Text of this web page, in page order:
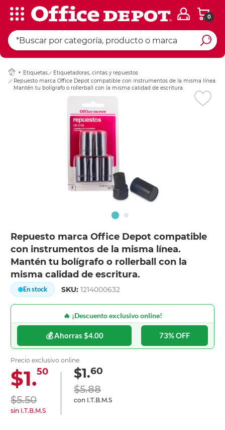
0
Etiquetas
Etiquetadoras, cintas y repuestos
Repuesto marca Office Depot compatible con instrumentos de la misma línea.
Mantén tu bolígrafo o rollerball con la misma calidad de escritura.
Repuesto marca Office Depot compatible
con instrumentos de la misma línea.
Mantén tu bolígrafo o rollerball con la
misma calidad de escritura.
En stock SKU:1214000632
🔥 ¡Descuento exclusivo online!
💰 Ahorras $4.00 73% OFF
Precio exclusivo online:
$1.50
$5.50
sin I.T.B.M.S
$1.60
$5.88
con I.T.B.M.S
Ingresar Codigo